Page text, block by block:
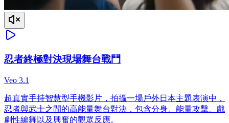
忍者終極對決現場舞台戰鬥
Veo 3.1
超真實手持智慧型手機影片，拍攝一場戶外日本主題表演中，
忍者與武士之間的高能量舞台對決，包含分身、能量攻擊、戲
劇性編舞以及興奮的觀眾反應。